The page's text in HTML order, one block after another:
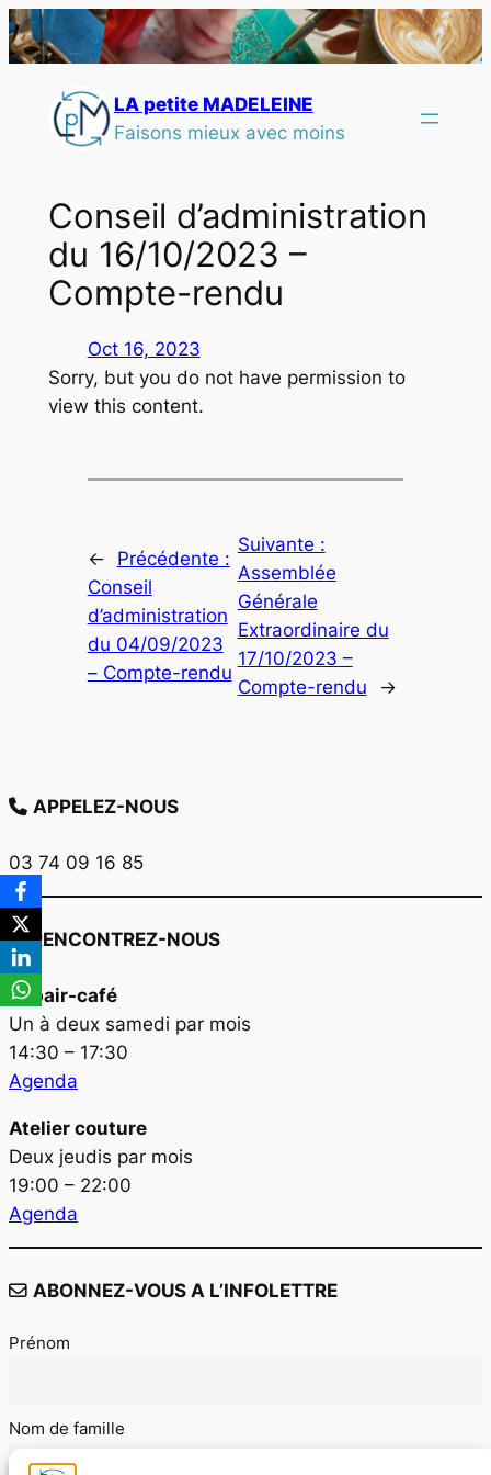
LA petite MADELEINE
Faisons mieux avec moins
Conseil d’administration
du 16/10/2023 –
Compte-rendu
Oct 16, 2023
Sorry, but you do not have permission to
view this content.
←
Précédente :
Conseil
d’administration
du 04/09/2023
– Compte-rendu
Suivante :
Assemblée
Générale
Extraordinaire du
17/10/2023 –
Compte-rendu
→
APPELEZ-NOUS
03 74 09 16 85
RENCONTREZ-NOUS
Repair-café
Un à deux samedi par mois
14:30 – 17:30
Agenda
Atelier couture
Deux jeudis par mois
19:00 – 22:00
Agenda
ABONNEZ-VOUS A L’INFOLETTRE
Prénom
Nom de famille